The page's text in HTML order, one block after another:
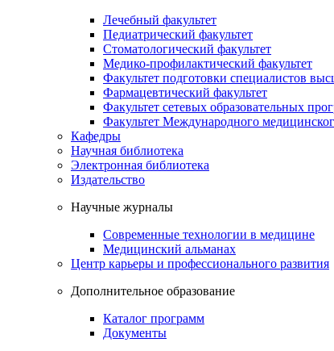
Лечебный факультет
Педиатрический факультет
Стоматологический факультет
Медико-профилактический факультет
Факультет подготовки специалистов
Фармацевтический факультет
Факультет сетевых образовательных
Факультет Международного
Кафедры
Научная библиотека
Электронная библиотека
Издательство
Научные журналы
Современные технологии в медицине
Медицинский альманах
Центр карьеры и профессионального развития
Дополнительное образование
Каталог программ
Документы